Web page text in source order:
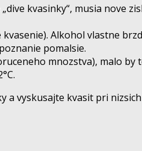
kvasinky“, musia nove
Alkohol vlastne
pomalsie.
mnozstva), malo by
vyskusajte kvasit pri